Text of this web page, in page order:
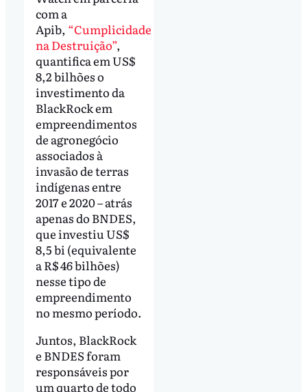
com a
Apib, “Cumplicidade
na Destruição”,
quantifica em US$
8,2 bilhões o
investimento da
BlackRock em
empreendimentos
de agronegócio
associados à
invasão de terras
indígenas entre
2017 e 2020 – atrás
apenas do BNDES,
que investiu US$
8,5 bi (equivalente
a R$ 46 bilhões)
nesse tipo de
empreendimento
no mesmo período.
Juntos, BlackRock
e BNDES foram
responsáveis por
um quarto de todo